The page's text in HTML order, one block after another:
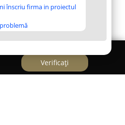
înscriu firma in proiectul
Verificați